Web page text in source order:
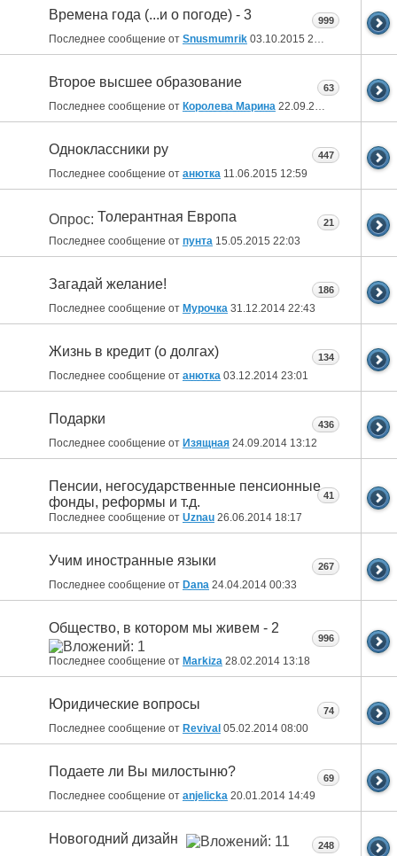
Времена года (...и о погоде) - 3
Последнее сообщение от Snusmumrik 03.10.2015 21:09
999
Второе высшее образование
Последнее сообщение от Королева Марина 22.09.2015
63
Одноклассники ру
Последнее сообщение от анютка 11.06.2015 12:59
447
Опрос: Толерантная Европа
Последнее сообщение от пунта 15.05.2015 22:03
21
Загадай желание!
Последнее сообщение от Мурочка 31.12.2014 22:43
186
Жизнь в кредит (о долгах)
Последнее сообщение от анютка 03.12.2014 23:01
134
Подарки
Последнее сообщение от Изящная 24.09.2014 13:12
436
Пенсии, негосударственные пенсионные
фонды, реформы и т.д.
Последнее сообщение от Uznau 26.06.2014 18:17
41
Учим иностранные языки
Последнее сообщение от Dana 24.04.2014 00:33
267
Общество, в котором мы живем - 2
Последнее сообщение от Markiza 28.02.2014 13:18
996
Юридические вопросы
Последнее сообщение от Revival 05.02.2014 08:00
74
Подаете ли Вы милостыню?
Последнее сообщение от anjelicka 20.01.2014 14:49
69
Новогодний дизайн 248